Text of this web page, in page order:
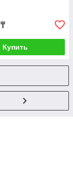
₸
Купить